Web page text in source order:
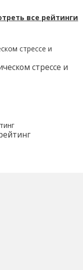
все рейтинги
стрессе и